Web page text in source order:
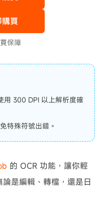
用 300 DPI 以上解析度確
特殊符號出錯。
的 OCR 功能，讓你輕
是編輯、轉檔，還是日